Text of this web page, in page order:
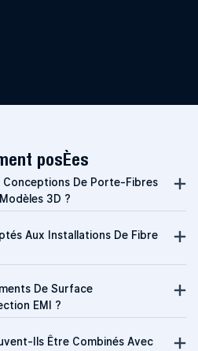
posées
De Porte-Fibres
3D ?
Aux Installations De Fibre
De Surface
EMI ?
Ils Être Combinés Avec